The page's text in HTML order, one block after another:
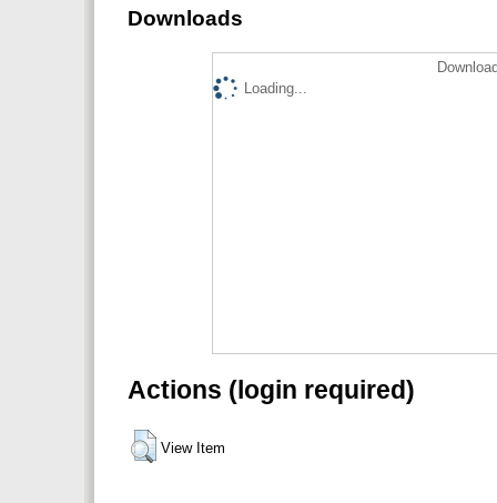
Downloads
Loading...
Actions (login required)
View Item